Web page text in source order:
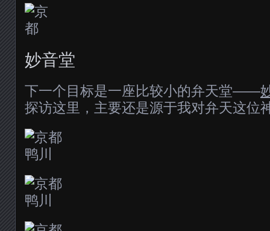
妙音堂
下一个目标是一座比较小的弁天堂——
探访这里，主要还是源于我对弁天这位